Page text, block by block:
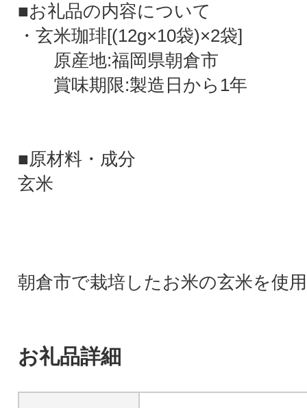
■お礼品の内容について
・玄米珈琲[(12g×10袋)×2袋]
原産地:福岡県朝倉市
賞味期限:製造日から1年
■原材料・成分
玄米
朝倉市で栽培したお米の玄米を使
お礼品詳細